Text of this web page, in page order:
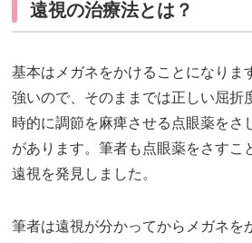
遠視の治療法とは？
基本はメガネをかけることになりま
強いので、そのままでは正しい屈折
時的に調節を麻痺させる点眼薬をさ
があります。筆者も点眼薬をさすこ
遠視を発見しました。
筆者は遠視が分かってからメガネを